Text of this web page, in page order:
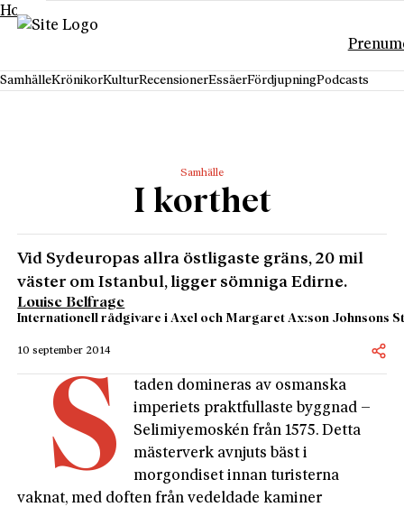
Hoppa till innehåll
SamhälleKrönikorKulturRecensionerEssäerFördjupningPodcasts
Samhälle
I korthet
Vid Sydeuropas allra östligaste gräns, 20 mil
väster om Istanbul, ligger sömniga Edirne.
Louise Belfrage
Internationell rådgivare i Axel och Margaret Ax:son Johnsons
10 september 2014
S
taden domineras av osmanska
imperiets praktfullaste byggnad –
Selimiyemoskén från 1575. Detta
mästerverk avnjuts bäst i
morgondiset innan turisterna
vaknat, med doften från vedeldade kaminer